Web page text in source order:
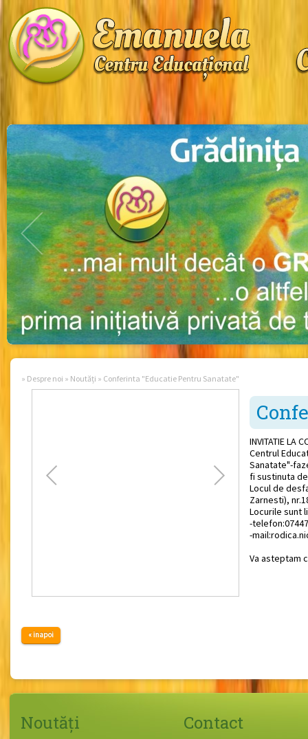
» Despre noi » Noutăți » Conferinta "Educatie Pentru Sanatate"
INVITATIE LA
Centrul
Sanatate"-
fi sustinuta
Locul de
Zarnesti),
Locurile sunt
-
-
Va asteptam
« inapoi
Noutăți Contact